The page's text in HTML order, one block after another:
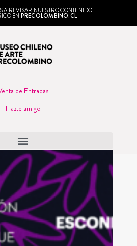
A REVISAR NUESTRO CONTENIDO
EN PRECOLOMBINO.CL
de Entradas
Hazte amigo